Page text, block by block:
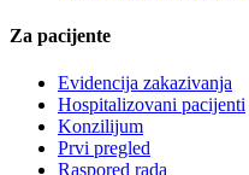
Za pacijente
Evidencija zakazivanja
Hospitalizovani pacijenti
Konzilijum
Prvi pregled
Raspored rada